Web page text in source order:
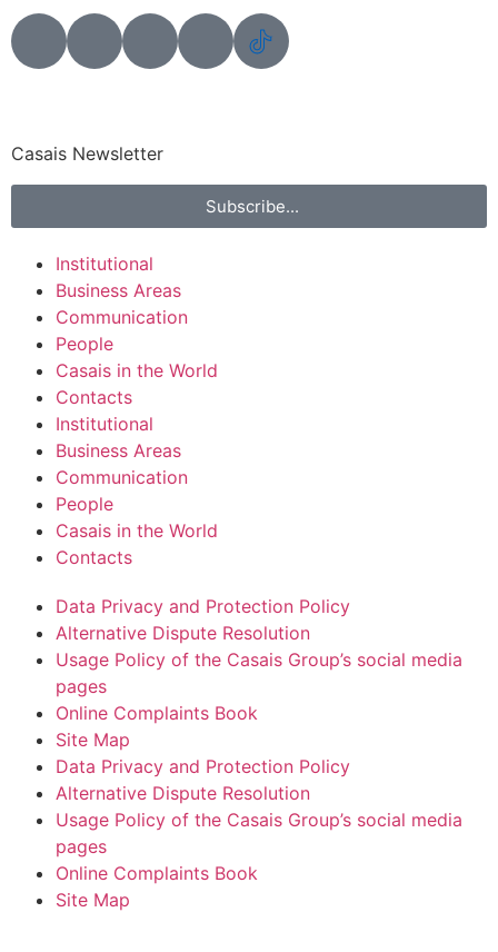
Casais Newsletter
Subscribe...
Institutional
Business Areas
Communication
People
Casais in the World
Contacts
Institutional
Business Areas
Communication
People
Casais in the World
Contacts
Data Privacy and Protection Policy
Alternative Dispute Resolution
Usage Policy of the Casais Group’s social media
pages
Online Complaints Book
Site Map
Data Privacy and Protection Policy
Alternative Dispute Resolution
Usage Policy of the Casais Group’s social media
pages
Online Complaints Book
Site Map